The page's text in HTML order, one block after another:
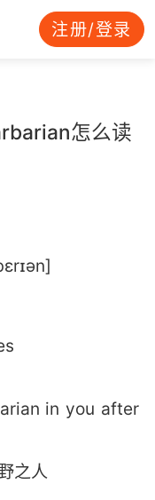
注册/登录
怎么读
in you after
之人